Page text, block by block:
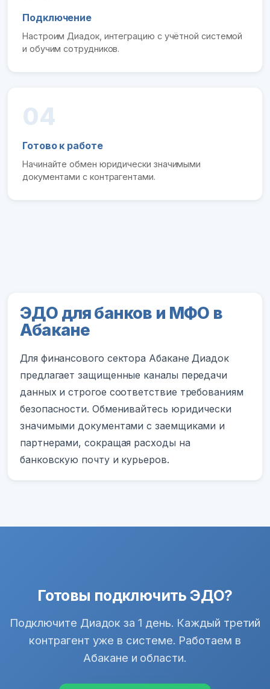
Подключение
Настроим Диадок, интеграцию с учётной системой
и обучим сотрудников.
04
Готово к работе
Начинайте обмен юридически значимыми
документами с контрагентами.
ЭДО для банков и МФО в
Абакане
Для финансового сектора Абакане Диадок
предлагает защищенные каналы передачи
данных и строгое соответствие требованиям
безопасности. Обменивайтесь юридически
значимыми документами с заемщиками и
партнерами, сокращая расходы на
банковскую почту и курьеров.
Готовы подключить ЭДО?
Подключите Диадок за 1 день. Каждый третий
контрагент уже в системе. Работаем в
Абакане и области.